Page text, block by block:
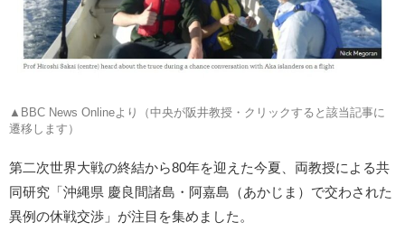
▲BBC News Onlineより（中央が阪井教授・クリックすると該当記事に
遷移します）
第二次世界大戦の終結から80年を迎えた今夏、両教授による共
同研究「沖縄県 慶良間諸島・阿嘉島（あかじま）で交わされた
異例の休戦交渉」が注目を集めました。